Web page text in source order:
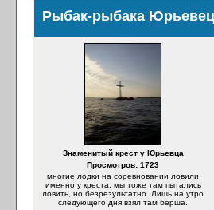
Рыбак-рыбака Юрьевец
Знаменитый крест у Юрьевца
Просмотров: 1723
многие лодки на соревновании ловили
именно у креста, мы тоже там пытались
ловить, но безрезультатно. Лишь на утро
следующего дня взял там берша.